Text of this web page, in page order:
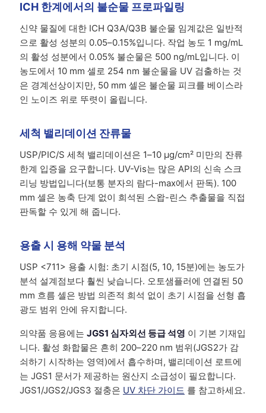
ICH 한계에서의 불순물 프로파일링
신약 물질에 대한 ICH Q3A/Q3B 불순물 임계값은 일반적
으로 활성 성분의 0.05–0.15%입니다. 작업 농도 1 mg/mL
의 활성 성분에서 0.05% 불순물은 500 ng/mL입니다. 이
농도에서 10 mm 셀로 254 nm 불순물을 UV 검출하는 것
은 경계선상이지만, 50 mm 셀은 불순물 피크를 베이스라
인 노이즈 위로 뚜렷이 올립니다.
세척 밸리데이션 잔류물
USP/PIC/S 세척 밸리데이션은 1–10 µg/cm² 미만의 잔류
한계 입증을 요구합니다. UV-Vis는 많은 API의 신속 스크
리닝 방법입니다(보통 분자의 람다-max에서 판독). 100
mm 셀은 농축 단계 없이 희석된 스왑-린스 추출물을 직접
판독할 수 있게 해 줍니다.
용출 시 용해 약물 분석
USP <711> 용출 시험: 초기 시점(5, 10, 15분)에는 농도가
분석 설계점보다 훨씬 낮습니다. 오토샘플러에 연결된 50
mm 흐름 셀은 방법 의존적 희석 없이 초기 시점을 선형 흡
광도 범위 안에 유지합니다.
의약품 응용에는 JGS1 심자외선 등급 석영 이 기본 기재입
니다. 활성 화합물은 흔히 200–220 nm 범위(JGS2가 감
쇠하기 시작하는 영역)에서 흡수하며, 밸리데이션 로트에
는 JGS1 문서가 제공하는 원산지 소급성이 필요합니다.
JGS1/JGS2/JGS3 절충은 UV 차단 가이드 를 참고하세요.